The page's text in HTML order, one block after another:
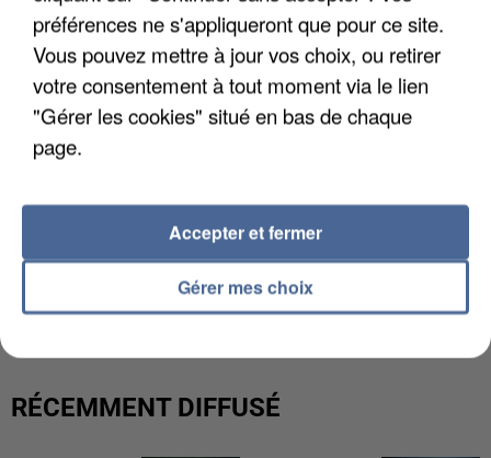
UNE TOURISTE DE L’OISE EMPORTÉE PAR UNE
COULÉE DE BOUE EN HAUTE-SAVOIE
RÉCEMMENT DIFFUSÉ
préférences ne s'appliqueront que pour ce site.
Vous pouvez mettre à jour vos choix, ou retirer
votre consentement à tout moment via le lien
"Gérer les cookies" situé en bas de chaque
page.
Gérer mes choix
Accepter et fermer